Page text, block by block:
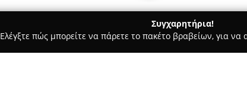
Συγχαρητήρια!
Ελέγξτε πώς μπορείτε να πάρετε το πακέτο βραβείων, για να